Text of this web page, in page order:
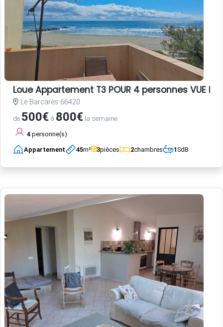
Loue Appartement T3 POUR 4 personnes VUE
Le Barcarès 66420
de 500€ à 800€ la semaine
4 personne(s)
Appartement 45m² 3pièces 2chambres 1SdB